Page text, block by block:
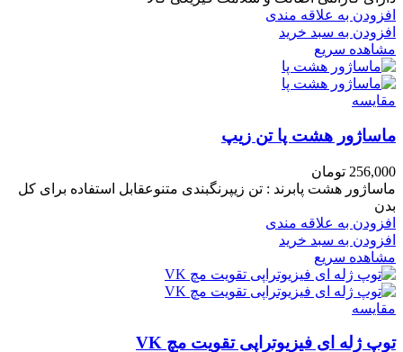
افزودن به علاقه مندی
افزودن به سبد خرید
مشاهده سریع
مقایسه
ماساژور هشت پا تن زیپ
256,000 تومان
ماساژور هشت پابرند : تن زیپرنگبندی متنوعقابل استفاده برای کل
بدن
افزودن به علاقه مندی
افزودن به سبد خرید
مشاهده سریع
مقایسه
توپ ژله ای فیزیوتراپی تقویت مچ VK